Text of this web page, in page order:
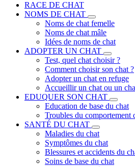
RACE DE CHAT
NOMS DE CHAT
Noms de chat femelle
Noms de chat mâle
Idées de noms de chat
ADOPTER UN CHAT
Test, quel chat choisir ?
Comment choisir son chat ?
Adopter un chat en refuge
Accueillir un chat ou un
EDUQUER SON CHAT
Education de base du chat
Troubles du comportement
SANTÉ DU CHAT
Maladies du chat
Symptômes du chat
Blessures et accidents du
Soins de base du chat